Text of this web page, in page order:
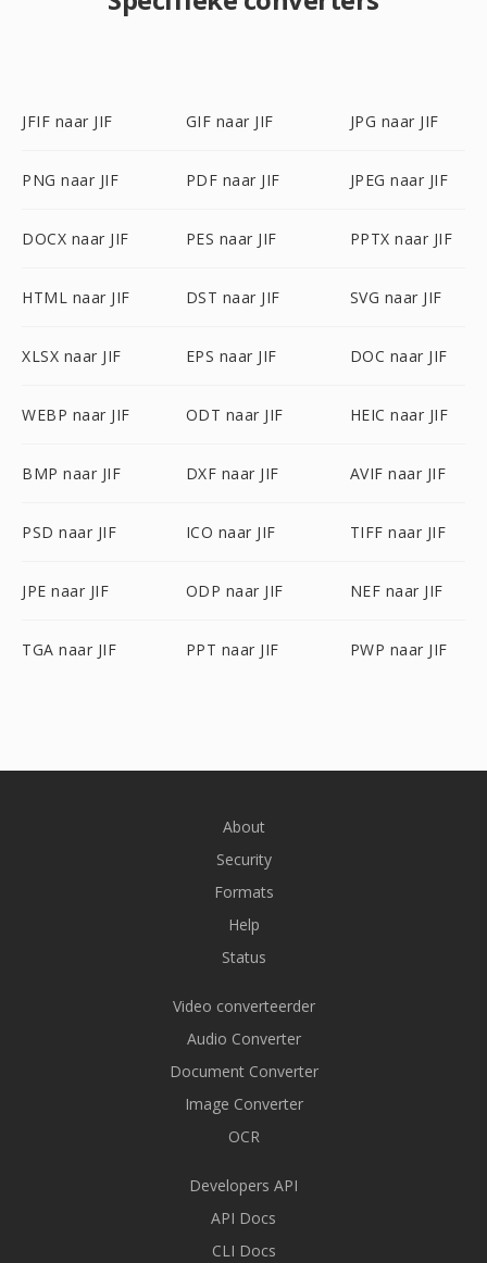
JFIF naar JIF GIF naar JIF JPG naar JIF
PNG naar JIF PDF naar JIF JPEG naar JIF
DOCX naar JIF PES naar JIF PPTX naar JIF
HTML naar JIF DST naar JIF SVG naar JIF
XLSX naar JIF EPS naar JIF DOC naar JIF
WEBP naar JIF ODT naar JIF HEIC naar JIF
BMP naar JIF DXF naar JIF AVIF naar JIF
PSD naar JIF ICO naar JIF TIFF naar JIF
JPE naar JIF ODP naar JIF NEF naar JIF
TGA naar JIF PPT naar JIF PWP naar JIF
About
Security
Formats
Help
Status
Video converteerder
Audio Converter
Document Converter
Image Converter
OCR
Developers API
API Docs
CLI Docs